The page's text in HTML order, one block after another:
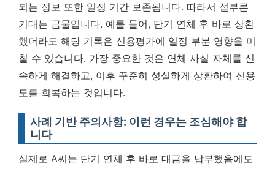
되는 정보 또한 일정 기간 보존됩니다. 따라서 섣부른
기대는 금물입니다. 예를 들어, 단기 연체 후 바로 상환
했더라도 해당 기록은 신용평가에 일정 부분 영향을 미
칠 수 있습니다. 가장 중요한 것은 연체 사실 자체를 신
속하게 해결하고, 이후 꾸준히 성실하게 상환하여 신용
도를 회복하는 것입니다.
사례 기반 주의사항: 이런 경우는 조심해야 합
니다
실제로 A씨는 단기 연체 후 바로 대금을 납부했음에도